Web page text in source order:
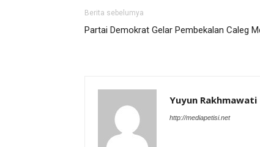
Berita sebelumya
Partai Demokrat Gelar Pembekalan Caleg
Yuyun Rakhmawati
http://mediapetisi.net